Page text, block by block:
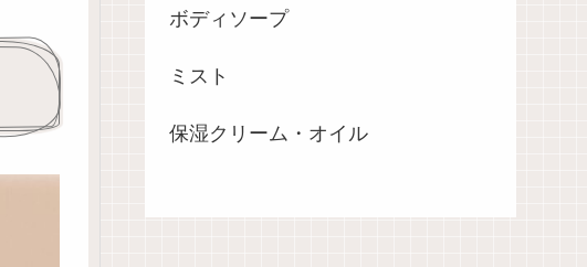
ボディソープ
ミスト
保湿クリーム・オイル